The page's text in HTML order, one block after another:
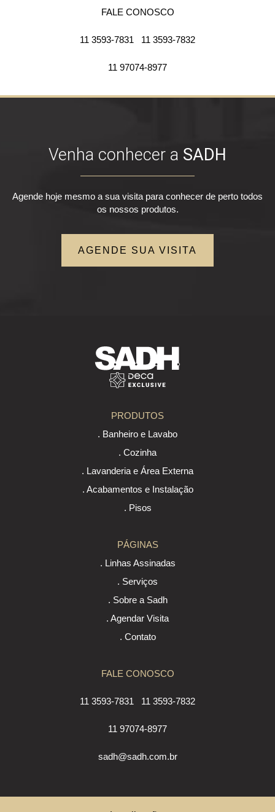
FALE CONOSCO
11 3593-7831 11 3593-7832
11 97074-8977
Venha conhecer a SADH
Agende hoje mesmo a sua visita para conhecer de perto todos
os nossos produtos.
AGENDE SUA VISITA
PRODUTOS
. Banheiro e Lavabo
. Cozinha
. Lavanderia e Área Externa
. Acabamentos e Instalação
. Pisos
PÁGINAS
. Linhas Assinadas
. Serviços
. Sobre a Sadh
. Agendar Visita
. Contato
FALE CONOSCO
11 3593-7831 11 3593-7832
11 97074-8977
sadh@sadh.com.br